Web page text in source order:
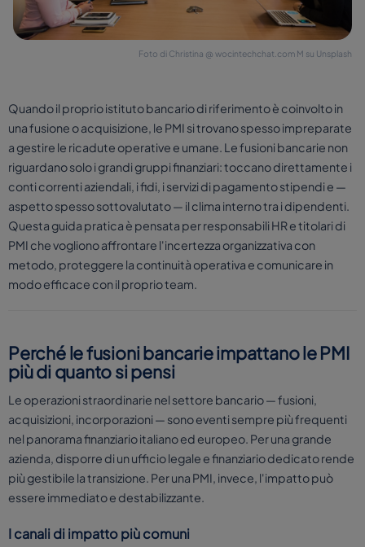
Foto di Christina @ wocintechchat.com M su Unsplash
Quando il proprio istituto bancario di riferimento è coinvolto in
una fusione o acquisizione, le PMI si trovano spesso impreparate
a gestire le ricadute operative e umane. Le fusioni bancarie non
riguardano solo i grandi gruppi finanziari: toccano direttamente i
conti correnti aziendali, i fidi, i servizi di pagamento stipendi e —
aspetto spesso sottovalutato — il clima interno tra i dipendenti.
Questa guida pratica è pensata per responsabili HR e titolari di
PMI che vogliono affrontare l'incertezza organizzativa con
metodo, proteggere la continuità operativa e comunicare in
modo efficace con il proprio team.
Perché le fusioni bancarie impattano le PMI
più di quanto si pensi
Le operazioni straordinarie nel settore bancario — fusioni,
acquisizioni, incorporazioni — sono eventi sempre più frequenti
nel panorama finanziario italiano ed europeo. Per una grande
azienda, disporre di un ufficio legale e finanziario dedicato rende
più gestibile la transizione. Per una PMI, invece, l'impatto può
essere immediato e destabilizzante.
I canali di impatto più comuni